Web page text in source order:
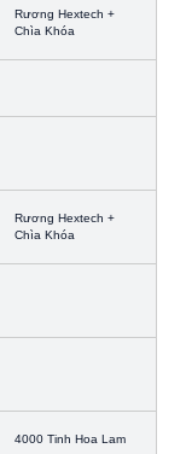
Rương Hextech +
Chìa Khóa
Rương Hextech +
Chìa Khóa
4000 Tinh Hoa Lam